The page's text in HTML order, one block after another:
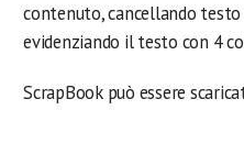
contenuto, cancellando
evidenziando il testo con 4
ScrapBook può essere